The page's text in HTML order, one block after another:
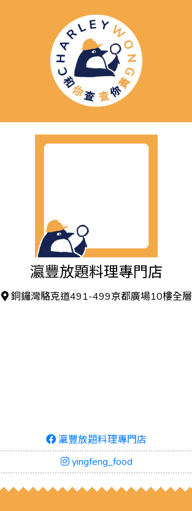
瀛豐放題料理專門店
銅鑼灣駱克道491-499京都廣場10樓全層
瀛豐放題料理專門店
yingfeng_food